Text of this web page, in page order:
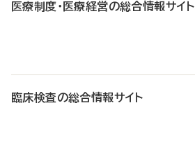
医療制度・医療経営の総合情報サイト
臨床検査の総合情報サイト